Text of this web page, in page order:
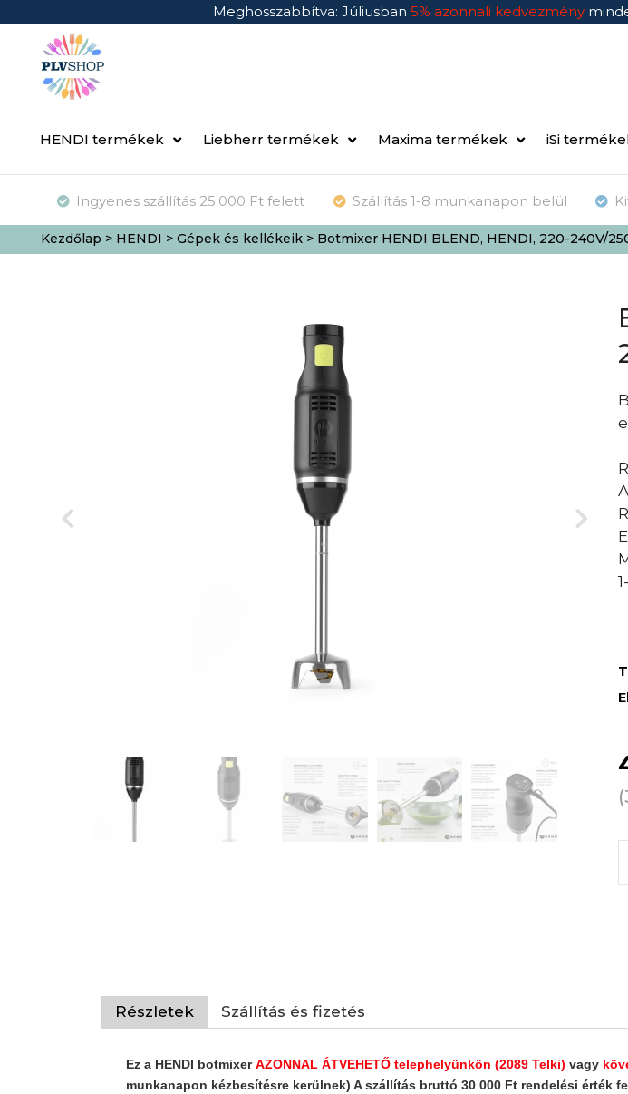
Meghosszabbítva: Júliusban 5% azonnali kedvezmény
HENDI termékek Liebherr termékek Maxima termékek iSi
Ingyenes szállítás 25.000 Ft felett Szállítás 1-8 munkanapon belül
Kezdőlap > HENDI > Gépek és kellékeik> Botmixer HENDI BLEND, HENDI, 220-240V/
(
Részletek Szállítás és fizetés
Ez a HENDI botmixerAZONNAL ÁTVEHETŐ telephelyünkön (2089 Telki) vagy
munkanapon kézbesítésre kerülnek) A szállítás bruttó 30 000 Ft rendelési érték